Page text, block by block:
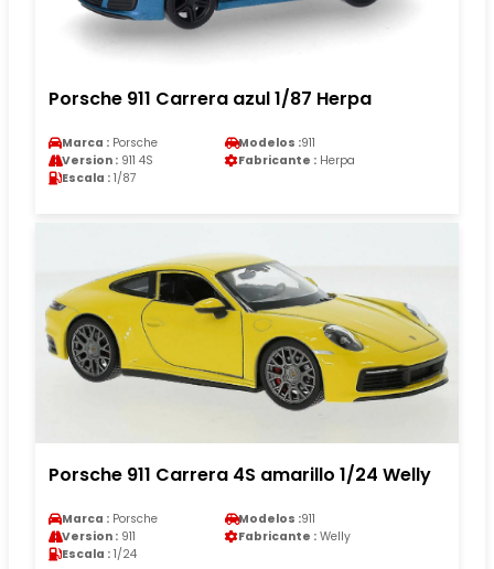
Porsche 911 Carrera azul 1/87 Herpa
Marca : Porsche Modelos :911
Version : 911 4S Fabricante : Herpa
Escala : 1/87
Porsche 911 Carrera 4S amarillo 1/24 Welly
Marca : Porsche Modelos :911
Version : 911 Fabricante : Welly
Escala : 1/24